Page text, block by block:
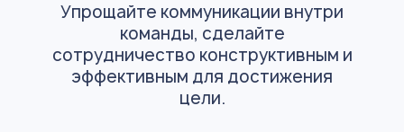
Упрощайте коммуникации внутри
команды, сделайте
сотрудничество конструктивным и
эффективным для достижения
цели.